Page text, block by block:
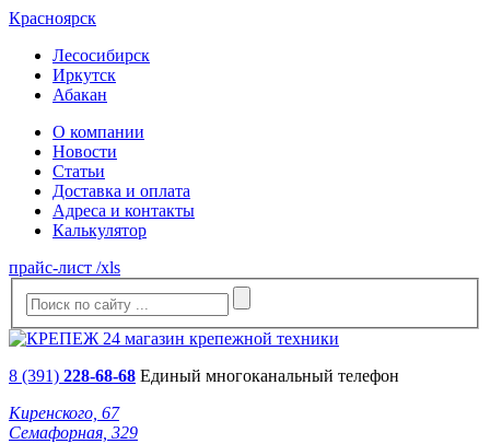
Красноярск
Лесосибирск
Иркутск
Абакан
О компании
Новости
Статьи
Доставка и оплата
Адреса и контакты
Калькулятор
прайс-лист /xls
8 (391) 228-68-68 Единый многоканальный телефон
Киренского, 67
Семафорная, 329